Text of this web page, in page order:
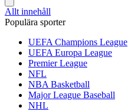
Allt innehåll
Populära sporter
UEFA Champions League
UEFA Europa League
Premier League
NFL
NBA Basketball
Major League Baseball
NHL